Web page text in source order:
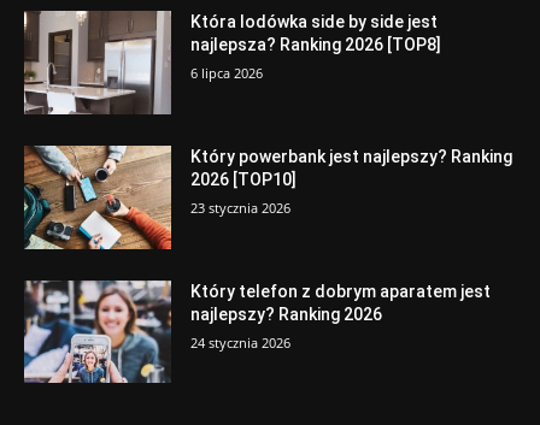
Która lodówka side by side jest
najlepsza? Ranking 2026 [TOP8]
6 lipca 2026
Który powerbank jest najlepszy? Ranking
2026 [TOP10]
23 stycznia 2026
Który telefon z dobrym aparatem jest
najlepszy? Ranking 2026
24 stycznia 2026